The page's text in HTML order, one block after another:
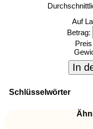
Auf
Betrag:
In
Schlüsselwörter